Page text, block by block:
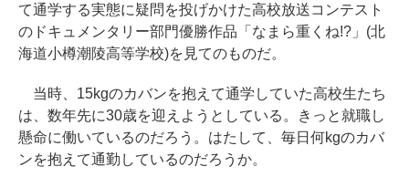
て通学する実態に疑問を投げかけた高校放送コンテスト
のドキュメンタリー部門優勝作品「なまら重くね!?」(北
海道小樽潮陵高等学校)を見てのものだ。
当時、15kgのカバンを抱えて通学していた高校生たち
は、数年先に30歳を迎えようとしている。きっと就職し
懸命に働いているのだろう。はたして、毎日何kgのカバ
ンを抱えて通勤しているのだろうか。